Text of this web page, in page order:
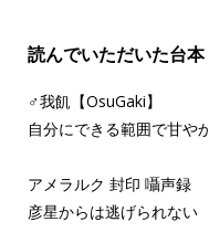
読んでいただいた台本
♂我飢【OsuGaki】
自分にできる範囲で甘や
アメラルク 封印 囁声録
彦星からは逃げられない